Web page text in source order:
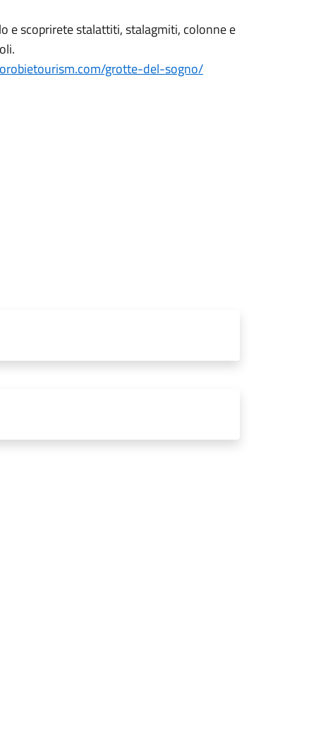
e scoprirete stalattiti, stalagmiti, colonne e
grotte-del-sogno/